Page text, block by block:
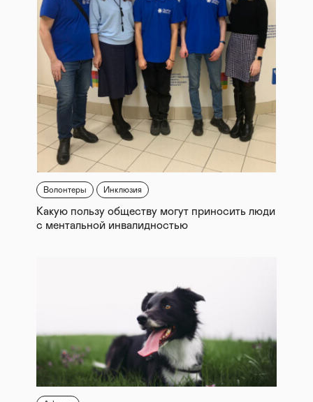
Волонтеры Инклюзия
Какую пользу обществу могут приносить люди
с ментальной инвалидностью